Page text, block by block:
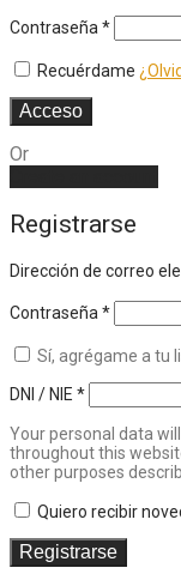
Contraseña*
Recuérdame
Acceso
Or
Registrarse
Dirección de correo
Contraseña*
Sí, agrégame a tu
DNI / NIE *
Your personal data
throughout this
other purposes
Quiero recibir
Registrarse